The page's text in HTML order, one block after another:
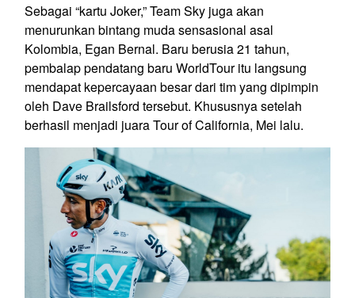
Sebagai “kartu Joker,” Team Sky juga akan
menurunkan bintang muda sensasional asal
Kolombia, Egan Bernal. Baru berusia 21 tahun,
pembalap pendatang baru WorldTour itu langsung
mendapat kepercayaan besar dari tim yang dipimpin
oleh Dave Brailsford tersebut. Khususnya setelah
berhasil menjadi juara Tour of California, Mei lalu.